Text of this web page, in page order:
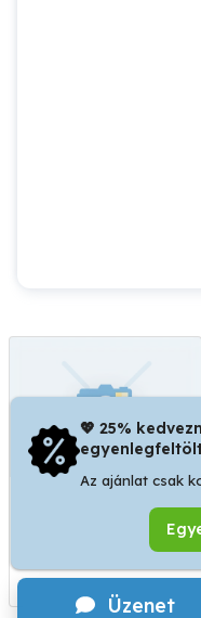
Üzenet
XVIII. kerület
💖 25%
Az ajánlat csak